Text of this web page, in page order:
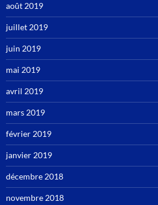
août 2019
juillet 2019
juin 2019
mai 2019
avril 2019
mars 2019
février 2019
janvier 2019
décembre 2018
novembre 2018